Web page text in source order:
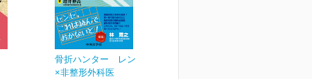
骨折ハンター レントゲン
×非整形外科医